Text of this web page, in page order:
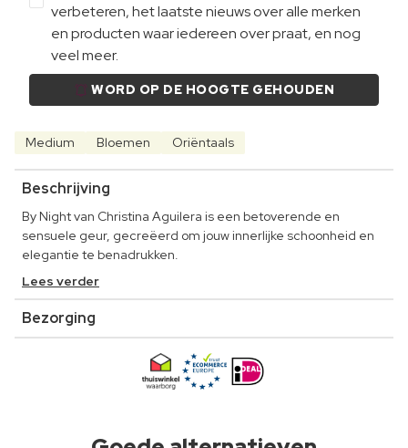
verbeteren, het laatste nieuws over alle merken
en producten waar iedereen over praat, en nog
veel meer.
WORD OP DE HOOGTE GEHOUDEN
Medium Bloemen Oriëntaals
Beschrijving
By Night van Christina Aguilera is een betoverende en
sensuele geur, gecreëerd om jouw innerlijke schoonheid en
elegantie te benadrukken.
Lees verder
Bezorging